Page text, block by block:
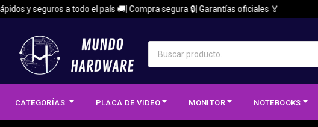
y seguros a todo el país 🚚| Compra segura 🔒| Garantías oficiales 🏅
CATEGORÍAS PLACA DE VIDEO MONITOR NOTEBOOKS